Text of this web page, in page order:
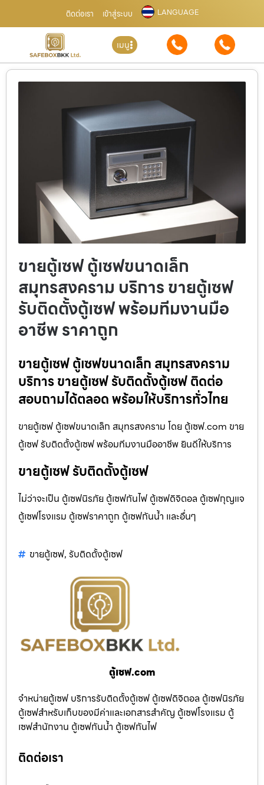
ติดต่อเรา เข้าสู่ระบบ LANGUAGE
เมนู
ขายตู้เซฟ ตู้เซฟขนาดเล็ก
สมุทรสงคราม บริการ ขายตู้เซฟ
รับติดตั้งตู้เซฟ พร้อมทีมงานมือ
อาชีพ ราคาถูก
ขายตู้เซฟ ตู้เซฟขนาดเล็ก สมุทรสงคราม
บริการ ขายตู้เซฟ รับติดตั้งตู้เซฟ ติดต่อ
สอบถามได้ตลอด พร้อมให้บริการทั่วไทย
ขายตู้เซฟ ตู้เซฟขนาดเล็ก สมุทรสงคราม โดย ตู้เซฟ.com ขาย
ตู้เซฟ รับติดตั้งตู้เซฟ พร้อมทีมงานมืออาชีพ ยินดีให้บริการ
ขายตู้เซฟ รับติดตั้งตู้เซฟ
ไม่ว่าจะเป็น ตู้เซฟนิรภัย ตู้เซฟกันไฟ ตู้เซฟดิจิตอล ตู้เซฟกุญแจ
ตู้เซฟโรงแรม ตู้เซฟราคาถูก ตู้เซฟกันน้ำ และอื่นๆ
ขายตู้เซฟ, รับติดตั้งตู้เซฟ
ตู้เซฟ.com
จำหน่ายตู้เซฟ บริการรับติดตั้งตู้เซฟ ตู้เซฟดิจิตอล ตู้เซฟนิรภัย
ตู้เซฟสำหรับเก็บของมีค่าและเอกสารสำคัญ ตู้เซฟโรงแรม ตู้
เซฟสำนักงาน ตู้เซฟกันน้ำ ตู้เซฟกันไฟ
ติดต่อเรา